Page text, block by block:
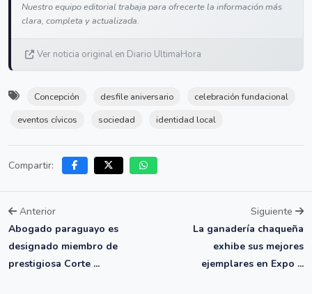
Nuestro equipo editorial trabaja para ofrecerte la información más
clara, completa y actualizada.
Ver noticia original en Diario UltimaHora
Concepción desfile aniversario
celebración fundacional
eventos cívicos
sociedad identidad local
Compartir:
Anterior
Abogado paraguayo es
designado miembro de
prestigiosa Corte ...
Siguiente
La ganadería chaqueña
exhibe sus mejores
ejemplares en Expo ...